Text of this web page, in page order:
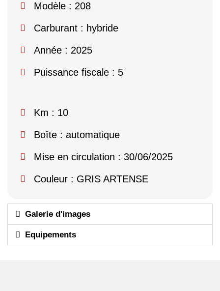
Modèle : 208
Carburant : hybride
Année : 2025
Puissance fiscale : 5
Km : 10
Boîte : automatique
Mise en circulation : 30/06/2025
Couleur : GRIS ARTENSE
Galerie d'images
Equipements